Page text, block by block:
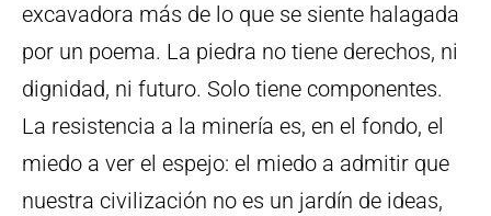
excavadora más de lo que se siente halagada
por un poema. La piedra no tiene derechos, ni
dignidad, ni futuro. Solo tiene componentes.
La resistencia a la minería es, en el fondo, el
miedo a ver el espejo: el miedo a admitir que
nuestra civilización no es un jardín de ideas,